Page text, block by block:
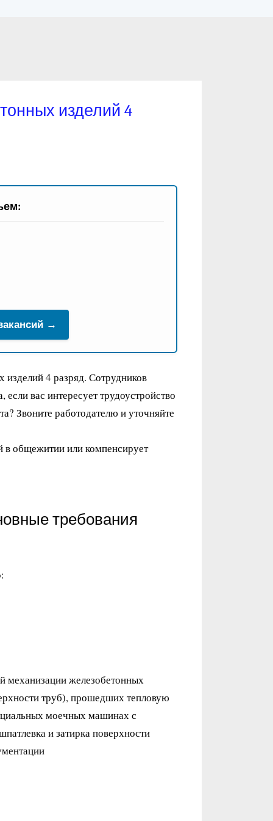
изделий 4
→
изделий 4 разряд. Сотрудников
вас интересует трудоустройство
Звоните работодателю и уточняйте
в общежитии или компенсирует
требования
механизации железобетонных
труб), прошедших тепловую
моечных машинах с
и затирка поверхности